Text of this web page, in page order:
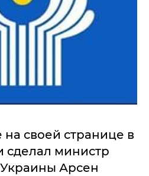
на своей странице в
сделал министр
Арсен